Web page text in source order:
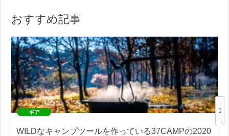
おすすめ記事
ギア
WILDなキャンプツールを作っている37CAMPの2020